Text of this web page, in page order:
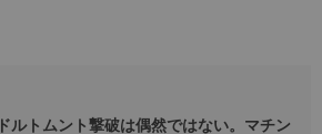
ドルトムント撃破は偶然ではない。マチン